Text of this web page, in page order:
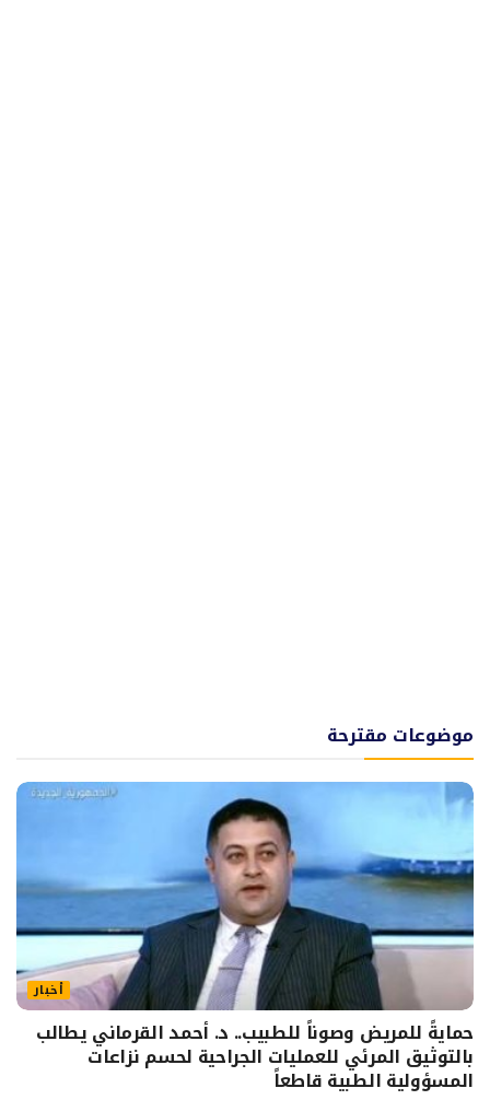
موضوعات مقترحة
أخبار
حمايةً للمريض وصوناً للطبيب.. د. أحمد القرماني يطالب
بالتوثيق المرئي للعمليات الجراحية لحسم نزاعات
المسؤولية الطبية قاطعاً